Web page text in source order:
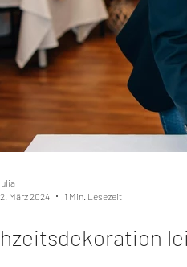
März 2024
1 Min. Lesezeit